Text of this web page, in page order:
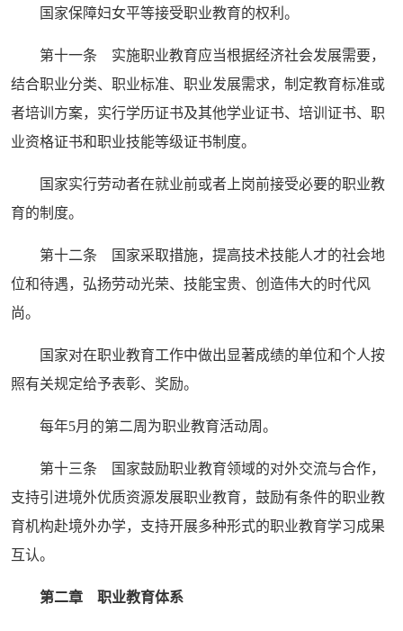
国家保障妇女平等接受职业教育的权利。
第十一条 实施职业教育应当根据经济社会发展需要，
结合职业分类、职业标准、职业发展需求，制定教育标准或
者培训方案，实行学历证书及其他学业证书、培训证书、职
业资格证书和职业技能等级证书制度。
国家实行劳动者在就业前或者上岗前接受必要的职业教
育的制度。
第十二条 国家采取措施，提高技术技能人才的社会地
位和待遇，弘扬劳动光荣、技能宝贵、创造伟大的时代风
尚。
国家对在职业教育工作中做出显著成绩的单位和个人按
照有关规定给予表彰、奖励。
每年5月的第二周为职业教育活动周。
第十三条 国家鼓励职业教育领域的对外交流与合作，
支持引进境外优质资源发展职业教育，鼓励有条件的职业教
育机构赴境外办学，支持开展多种形式的职业教育学习成果
互认。
第二章 职业教育体系